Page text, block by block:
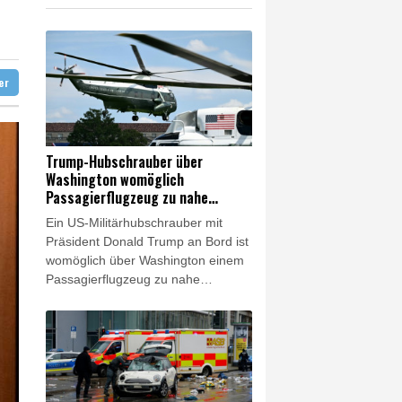
anpassen
Trump-Hubschrauber über
Washington womöglich
Passagierflugzeug zu nahe
gekommen
Ein US-Militärhubschrauber mit
Präsident Donald Trump an Bord ist
womöglich über Washington einem
Passagierflugzeug zu nahe
Transportsicherheitsbehörde
erklärte am Mittwoch, sie
untersuche einen Vorfall, "bei dem
der vorgeschriebene
Sicherheitsabstand zwischen der